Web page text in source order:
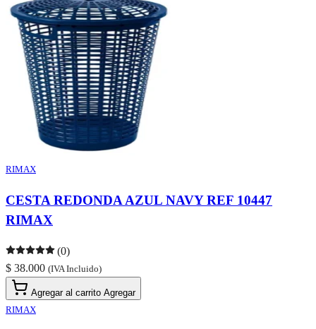
RIMAX
CESTA REDONDA AZUL NAVY REF 10447
RIMAX
(0)
$ 38.000 (IVA Incluido)
Agregar al carrito Agregar
RIMAX